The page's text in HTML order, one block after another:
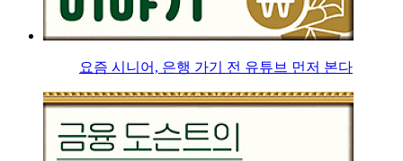
요즘 시니어, 은행 가기 전 유튜브 먼저 본다